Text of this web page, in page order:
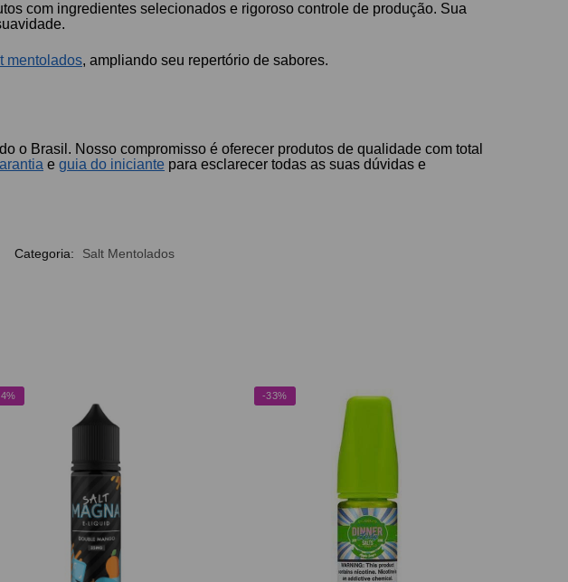
com ingredientes selecionados e rigoroso controle de produção. Sua
mentolados, ampliando seu repertório de sabores.
o Brasil. Nosso compromisso é oferecer produtos de qualidade com total
eguia do iniciante para esclarecer todas as suas dúvidas e
Categoria: Salt Mentolados
-33%